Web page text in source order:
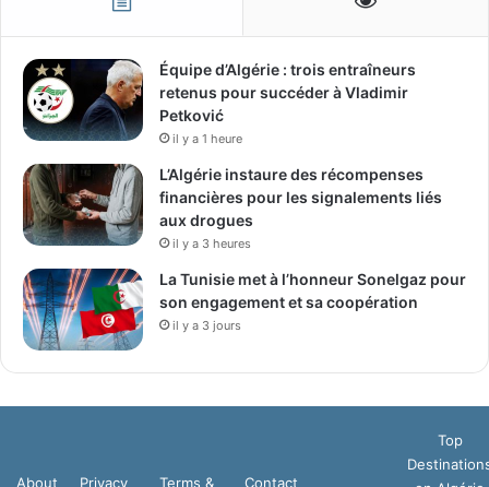
Équipe d’Algérie : trois entraîneurs
retenus pour succéder à Vladimir
Petković
il y a 1 heure
L’Algérie instaure des récompenses
financières pour les signalements liés
aux drogues
il y a 3 heures
La Tunisie met à l’honneur Sonelgaz pour
son engagement et sa coopération
il y a 3 jours
About Privacy Terms & Contact
Top